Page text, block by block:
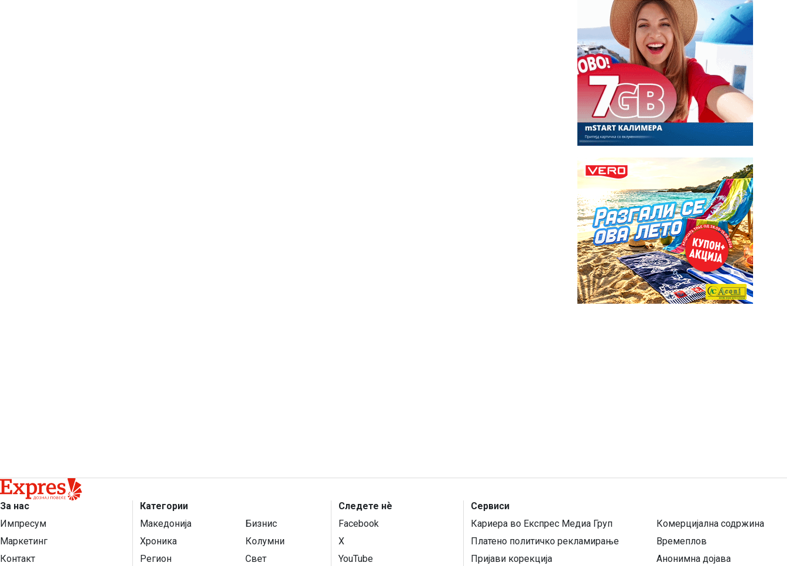
За нас
Импресум
Маркетинг
Контакт
Категории
Македонија
Бизнис
Хроника
Колумни
Регион
Свет
Следете нѐ
Facebook
X
YouTube
Сервиси
Кариера во Експрес Медиа Груп
Комерцијална содржина
Платено политичко рекламирање
Времеплов
Пријави корекција
Анонимна дојава